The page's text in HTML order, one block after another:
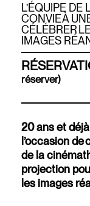
L’ÉQUIPE
CONVIE À
CÉLÉBRER
IMAGES
réserver)
20 ans et
l’occasion
de la
projection
les images